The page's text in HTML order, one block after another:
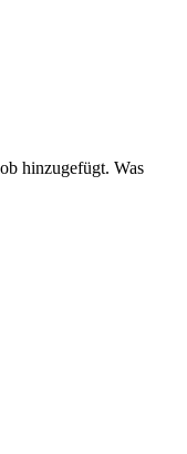
hinzugefügt. Was